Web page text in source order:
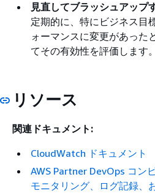
見直してブラッシュアップ
定期的に、特にビジネス目
ォーマンスに変更があった
てその有効性を評価します。
リソース
関連ドキュメント:
CloudWatch ドキュメント
AWS Partner DevOps コン
モニタリング、ログ記録、